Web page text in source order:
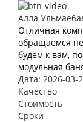
Алла
Отличная
обращаемся
будем к вам,
модульная
Дата: 2026-03-
Качество
Стоимость
Сроки